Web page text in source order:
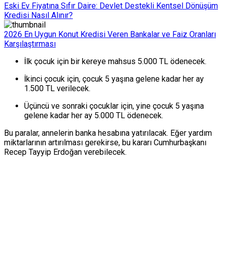
Eski Ev Fiyatına Sıfır Daire: Devlet Destekli Kentsel Dönüşüm
Kredisi Nasıl Alınır?
2026 En Uygun Konut Kredisi Veren Bankalar ve Faiz Oranları
Karşılaştırması
İlk çocuk için bir kereye mahsus 5.000 TL ödenecek.
İkinci çocuk için, çocuk 5 yaşına gelene kadar her ay
1.500 TL verilecek.
Üçüncü ve sonraki çocuklar için, yine çocuk 5 yaşına
gelene kadar her ay 5.000 TL ödenecek.
Bu paralar, annelerin banka hesabına yatırılacak. Eğer yardım
miktarlarının artırılması gerekirse, bu kararı Cumhurbaşkanı
Recep Tayyip Erdoğan verebilecek.